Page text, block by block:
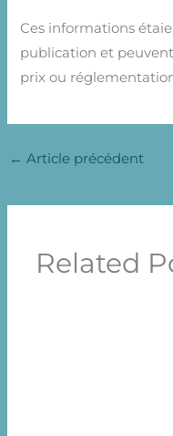
Ces informations
publication et
prix ou
← Article précédent
Related